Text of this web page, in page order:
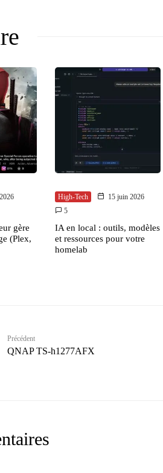
gère
(Plex,
High-Tech
15 juin 2026
5
IA en local : outils, modèles
et ressources pour votre
homelab
Précédent
QNAP TS-h1277AFX